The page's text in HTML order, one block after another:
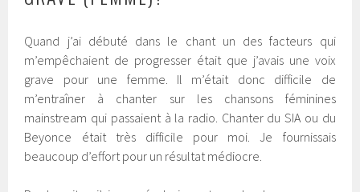
Quand j’ai débuté dans le chant un des facteurs qui
m’empêchaient de progresser était que j’avais une voix
grave pour une femme. Il m’était donc difficile de
m’entraîner à chanter sur les chansons féminines
mainstream qui passaient à la radio. Chanter du SIA ou du
Beyonce était très difficile pour moi. Je fournissais
beaucoup d’effort pour un résultat médiocre.